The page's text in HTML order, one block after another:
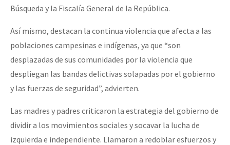
Búsqueda y la Fiscalía General de la República.
Así mismo, destacan la continua violencia que afecta a las
poblaciones campesinas e indígenas, ya que “son
desplazadas de sus comunidades por la violencia que
despliegan las bandas delictivas solapadas por el gobierno
y las fuerzas de seguridad”, advierten.
Las madres y padres criticaron la estrategia del gobierno de
dividir a los movimientos sociales y socavar la lucha de
izquierda e independiente. Llamaron a redoblar esfuerzos y